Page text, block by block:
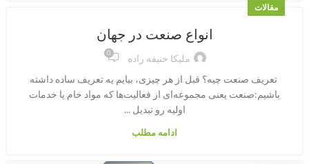
مقالات
انواع صنعت در جهان
ملیکا حنیفه راده 0
تعریف صنعت چیه؟ قبل از هر چیزی، بیایم یه تعریف ساده داشته
باشیم:صنعت یعنی مجموعه‌ای از فعالیت‌ها که مواد خام یا خدمات
اولیه رو تبدیل ...
ادامه مطلب